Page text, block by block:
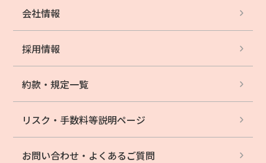
会社情報
採用情報
約款・規定一覧
リスク・手数料等説明ページ
お問い合わせ・ よくあるご質問